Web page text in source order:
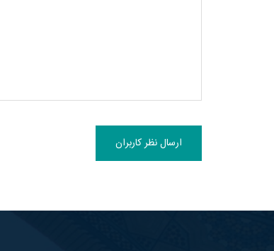
ارسال نظر کاربران